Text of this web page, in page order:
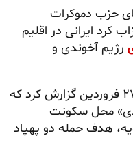
حزب دموکرات
کرد ایرانی در اقلیم
رژیم آخوندی و
کردستان ایران روز ۲۷ فروردین گزارش کرد که
محل سکونت
هدف حمله دو پهپاد